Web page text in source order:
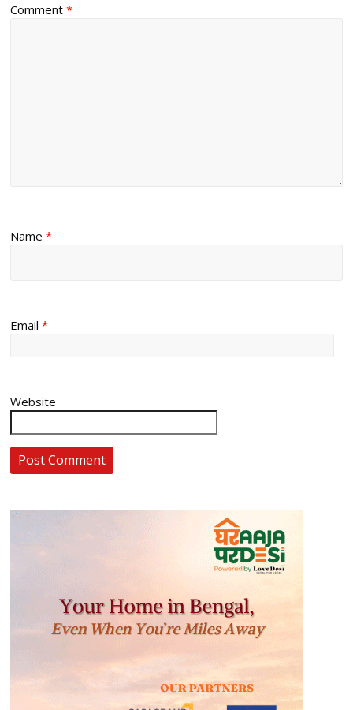
Comment*
Name*
Email*
Website